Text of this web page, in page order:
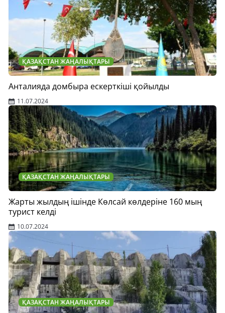
ҚАЗАҚСТАН ЖАҢАЛЫҚТАРЫ
Анталияда домбыра ескерткіші қойылды
11.07.2024
ҚАЗАҚСТАН ЖАҢАЛЫҚТАРЫ
Жарты жылдың ішінде Көлсай көлдеріне 160 мың
турист келді
10.07.2024
ҚАЗАҚСТАН ЖАҢАЛЫҚТАРЫ